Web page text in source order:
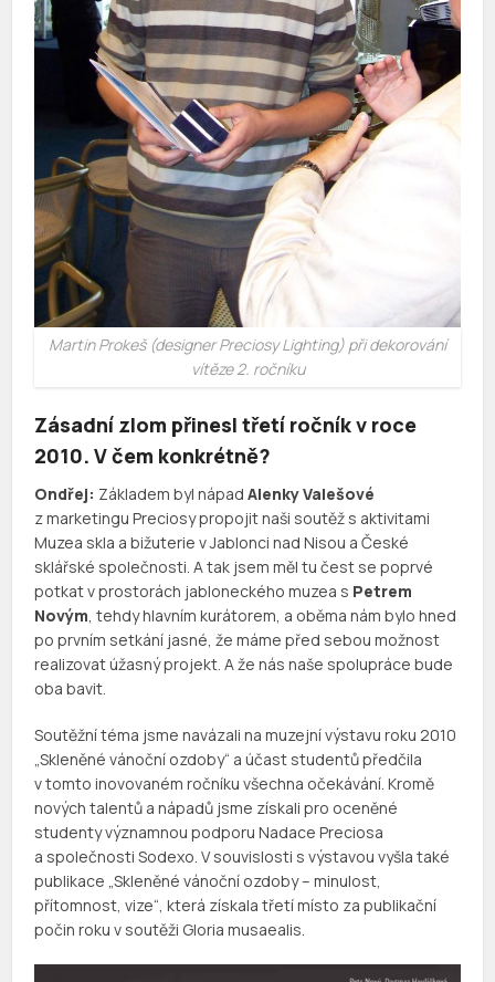
Martin Prokeš (designer Preciosy Lighting) při dekorování
vítěze 2. ročníku
Zásadní zlom přinesl třetí ročník v roce
2010. V čem konkrétně?
Ondřej: Základem byl nápadAlenky Valešové
z marketingu Preciosy propojit naši soutěž s aktivitami
Muzea skla a bižuterie v Jablonci nad Nisou a České
sklářské společnosti. A tak jsem měl tu čest se poprvé
potkat v prostorách jabloneckého muzea s Petrem
Novým , tehdy hlavním kurátorem, a oběma nám bylo hned
po prvním setkání jasné, že máme před sebou možnost
realizovat úžasný projekt. A že nás naše spolupráce bude
oba bavit.
Soutěžní téma jsme navázali na muzejní výstavu roku 2010
„Skleněné vánoční ozdoby“ a účast studentů předčila
v tomto inovovaném ročníku všechna očekávání. Kromě
nových talentů a nápadů jsme získali pro oceněné
studenty významnou podporu Nadace Preciosa
a společnosti Sodexo. V souvislosti s výstavou vyšla také
publikace „Skleněné vánoční ozdoby – minulost,
přítomnost, vize“, která získala třetí místo za publikační
počin roku v soutěži Gloria musaealis.